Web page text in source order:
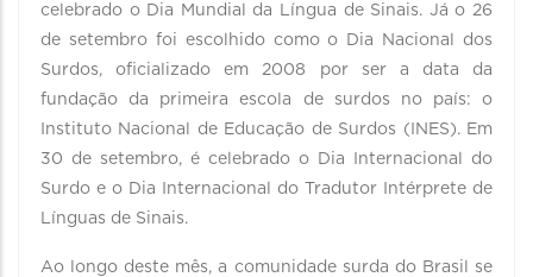
celebrado o Dia Mundial da Língua de Sinais. Já o 26
de setembro foi escolhido como o Dia Nacional dos
Surdos, oficializado em 2008 por ser a data da
fundação da primeira escola de surdos no país: o
Instituto Nacional de Educação de Surdos (INES). Em
30 de setembro, é celebrado o Dia Internacional do
Surdo e o Dia Internacional do Tradutor Intérprete de
Línguas de Sinais.
Ao longo deste mês, a comunidade surda do Brasil se